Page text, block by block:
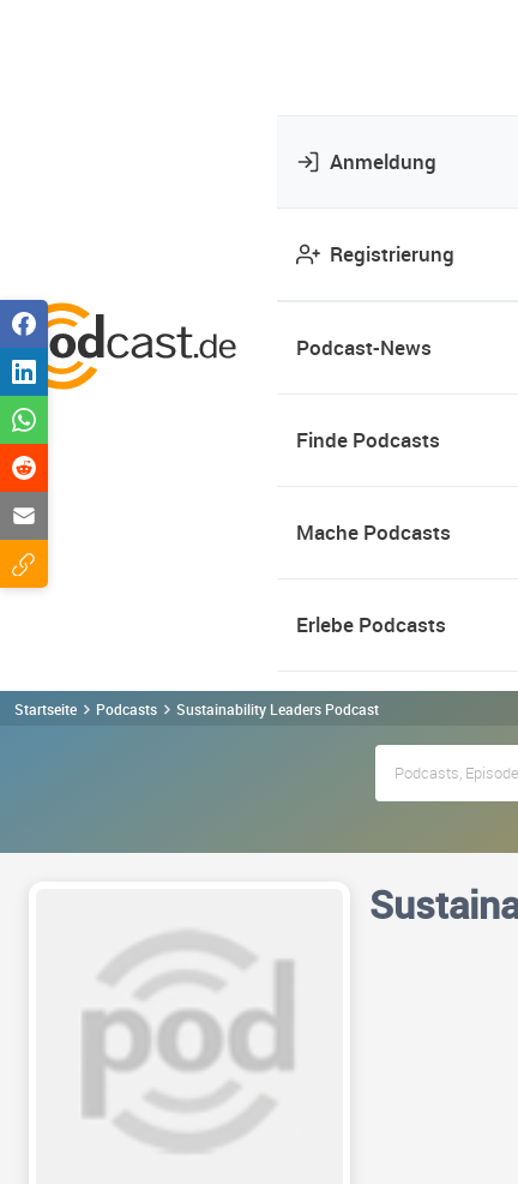
Anmeldung
Registrierung
Podcast-News
Finde Podcasts
Mache Podcasts
Erlebe Podcasts
Startseite Podcasts Sustainability Leaders Podcast